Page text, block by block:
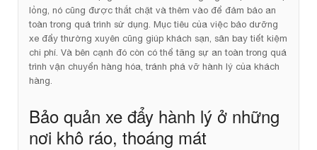
lỏng, nó cũng được thắt chặt và thêm vào để đảm bảo an
toàn trong quá trình sử dụng. Mục tiêu của việc bảo dưỡng
xe đẩy thường xuyên cũng giúp khách sạn, sân bay tiết kiệm
chi phí. Và bên cạnh đó còn có thể tăng sự an toàn trong quá
trình vận chuyển hàng hóa, tránh phá vỡ hành lý của khách
hàng.
Bảo quản xe đẩy hành lý ở những
nơi khô ráo, thoáng mát